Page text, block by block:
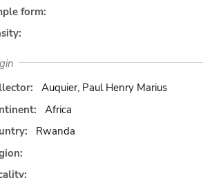
form:
Auquier, Paul Henry Marius
Africa
Rwanda